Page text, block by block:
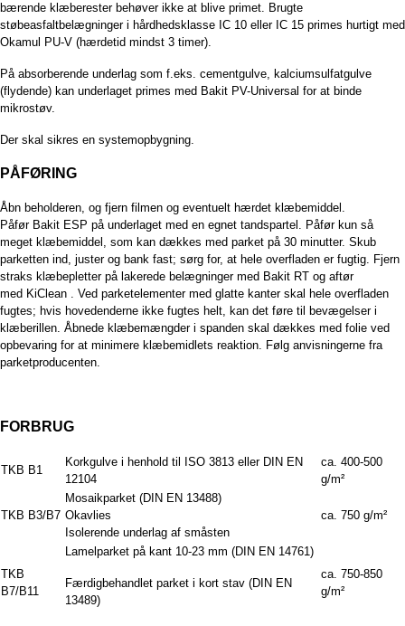
bærende klæberester behøver ikke at blive primet. Brugte
støbeasfaltbelægninger i hårdhedsklasse IC 10 eller IC 15 primes hurtigt med
Okamul PU-V (hærdetid mindst 3 timer).
På absorberende underlag som f.eks. cementgulve, kalciumsulfatgulve
(flydende) kan underlaget primes med Bakit PV-Universal for at binde
mikrostøv.
Der skal sikres en systemopbygning.
PÅFØRING
Åbn beholderen, og fjern filmen og eventuelt hærdet klæbemiddel.
Påfør Bakit ESP på underlaget med en egnet tandspartel. Påfør kun så
meget klæbemiddel, som kan dækkes med parket på 30 minutter. Skub
parketten ind, juster og bank fast; sørg for, at hele overfladen er fugtig. Fjern
straks klæbepletter på lakerede belægninger med Bakit RT og aftør
med KiClean . Ved parketelementer med glatte kanter skal hele overfladen
fugtes; hvis hovedenderne ikke fugtes helt, kan det føre til bevægelser i
klæberillen. Åbnede klæbemængder i spanden skal dækkes med folie ved
opbevaring for at minimere klæbemidlets reaktion. Følg anvisningerne fra
parketproducenten.
FORBRUG
TKB B1
Korkgulve i henhold til ISO 3813 eller DIN EN
12104
ca. 400-500
g/m²
TKB B3/B7
Mosaikparket (DIN EN 13488)
Okavlies
Isolerende underlag af småsten
ca. 750 g/m²
TKB
B7/B11
Lamelparket på kant 10-23 mm (DIN EN 14761)
Færdigbehandlet parket i kort stav (DIN EN
13489)
ca. 750-850
g/m²